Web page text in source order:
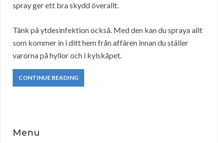
spray ger ett bra skydd överallt.
Tänk på ytdesinfektion också. Med den kan du spraya allt
som kommer in i ditt hem från affären innan du ställer
varorna på hyllor och i kylskåpet.
CONTINUE READING
Menu